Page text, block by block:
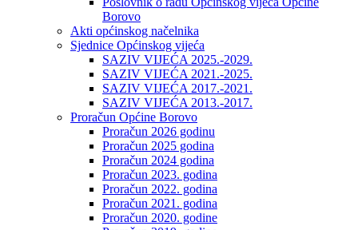
Borovo
Akti općinskog načelnika
Sjednice Općinskog vijeća
SAZIV VIJEĆA 2025.-2029.
SAZIV VIJEĆA 2021.-2025.
SAZIV VIJEĆA 2017.-2021.
SAZIV VIJEĆA 2013.-2017.
Proračun Općine Borovo
Proračun 2026 godinu
Proračun 2025 godina
Proračun 2024 godina
Proračun 2023. godina
Proračun 2022. godina
Proračun 2021. godina
Proračun 2020. godine